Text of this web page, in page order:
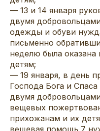
— 13 и 14 января
двумя
одежды и обуви
письменно
неделю была
детям;
— 19 января, в день
Господа Бога и
двумя
вещевых
прихожанам и их
вещевая помощь 7